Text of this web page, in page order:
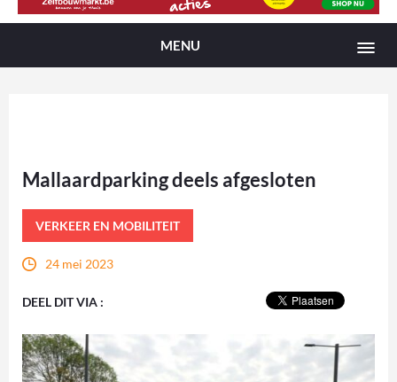
MENU
Mallaardparking deels afgesloten
VERKEER EN MOBILITEIT
24 mei 2023
DEEL DIT VIA :